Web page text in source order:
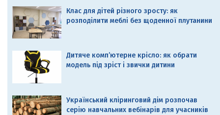
Клас для дітей різного зросту: як
розподілити меблі без щоденної плутанини
Дитяче комп’ютерне крісло: як обрати
модель під зріст і звички дитини
Український кліринговий дім розпочав
серію навчальних вебінарів для учасників